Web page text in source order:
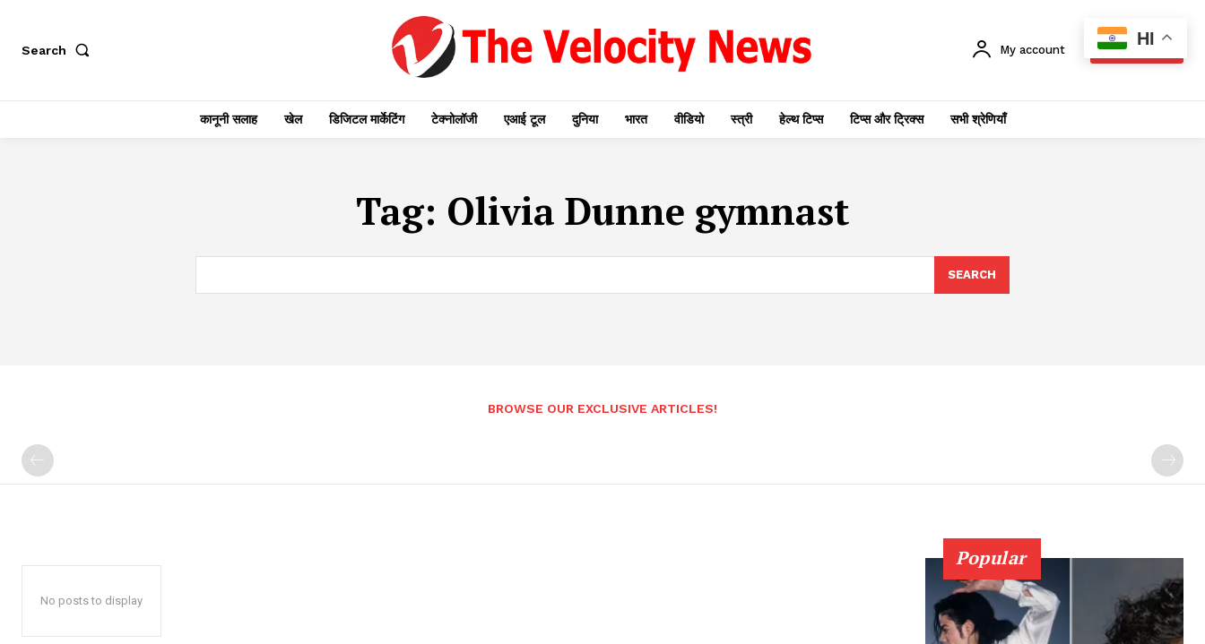
Search My account SUBSCRIBE
कानूनी सलाह खेल डिजिटल मार्केटिंग टेक्नोलॉजी एआई टूल दुनिया भारत वीडियो स्त्री हेल्थ टिप्स टिप्स और ट्रिक्स सभी श्रेणियाँ
Tag: Olivia Dunne gymnast
SEARCH
BROWSE OUR EXCLUSIVE ARTICLES!
No posts to display
Popular
HI